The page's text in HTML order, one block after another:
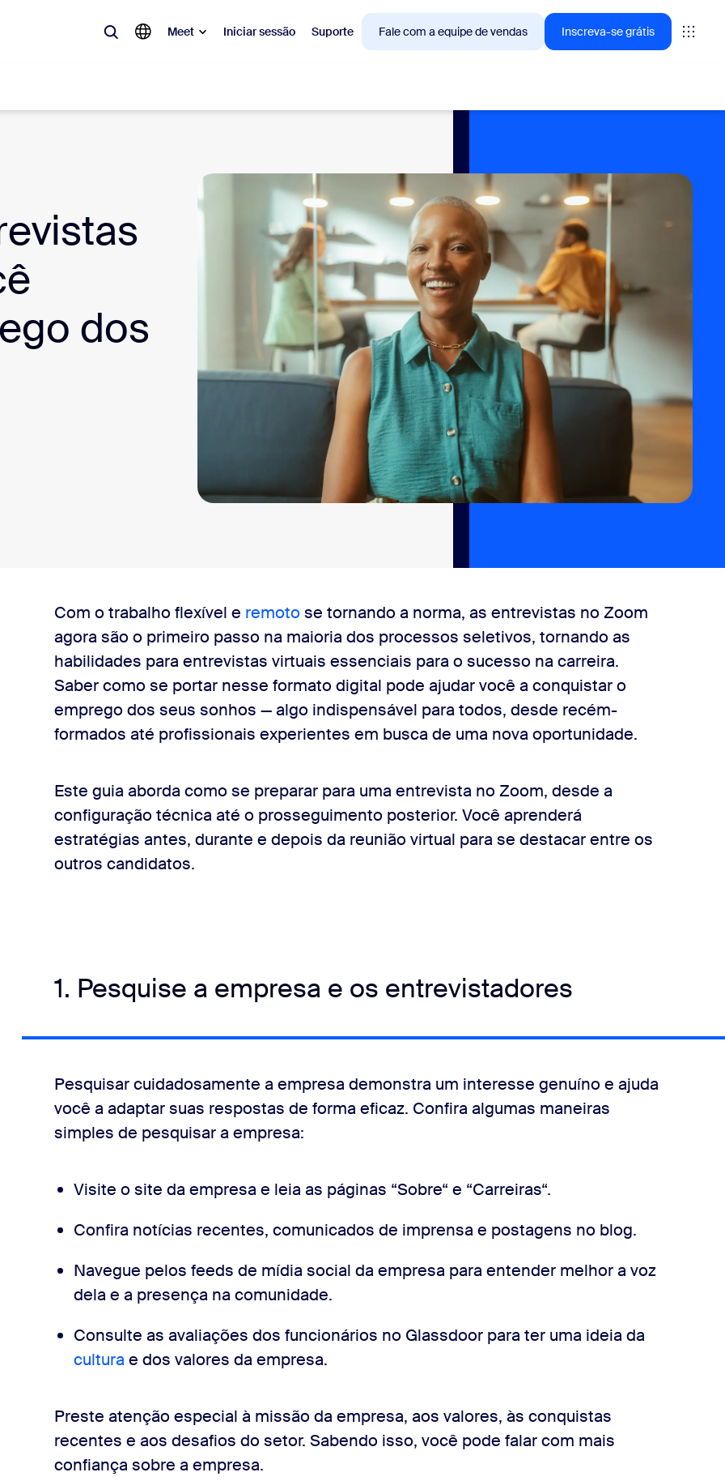
Meet Iniciar sessão Suporte Fale com a equipe de vendas Inscreva-se grátis
em alta, a tendência do momento, o que está gerando repercussão — as soluções que os clientes Zoom estão buscando no
Meetings
Rooms
Canvas
Insights de CX
dos
entrevista
visual
às perguntas
positiva
após a chamada
LinkedIn
Com o trabalho flexível e remoto se tornando a norma, as entrevistas no Zoom
agora são o primeiro passo na maioria dos processos seletivos, tornando as
habilidades para entrevistas virtuais essenciais para o sucesso na carreira.
Saber como se portar nesse formato digital pode ajudar você a conquistar o
emprego dos seus sonhos — algo indispensável para todos, desde recém-
formados até profissionais experientes em busca de uma nova oportunidade.
Este guia aborda como se preparar para uma entrevista no Zoom, desde a
configuração técnica até o prosseguimento posterior. Você aprenderá
estratégias antes, durante e depois da reunião virtual para se destacar entre os
outros candidatos.
1. Pesquise a empresa e os entrevistadores
Pesquisar cuidadosamente a empresa demonstra um interesse genuíno e ajuda
você a adaptar suas respostas de forma eficaz. Confira algumas maneiras
simples de pesquisar a empresa:
Visite o site da empresa e leia as páginas “Sobre“ e “Carreiras“.
Confira notícias recentes, comunicados de imprensa e postagens no blog.
Navegue pelos feeds de mídia social da empresa para entender melhor a voz
dela e a presença na comunidade.
Consulte as avaliações dos funcionários no Glassdoor para ter uma ideia da
cultura e dos valores da empresa.
Preste atenção especial à missão da empresa, aos valores, às conquistas
recentes e aos desafios do setor. Sabendo isso, você pode falar com mais
confiança sobre a empresa.